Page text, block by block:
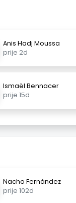
Anis Hadj Moussa
prije 2d
Ismaël Bennacer
prije 15d
Nacho Fernández
prije 102d